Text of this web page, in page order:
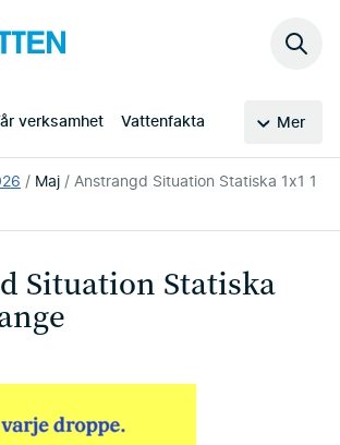
verksamhet Vattenfakta Mer
Sök
Maj
Anstrangd Situation Statiska 1x1 1
Situation Statiska